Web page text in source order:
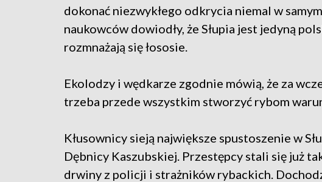
dokonać niezwykłego odkrycia niemal w
naukowców dowiodły, że Słupia jest jedyną
rozmnażają się łososie.
Ekolodzy i wędkarze zgodnie mówią, że za
trzeba przede wszystkim stworzyć rybom
Kłusownicy sieją największe spustoszenie w
Dębnicy Kaszubskiej. Przestępcy stali się już
drwiny z policji i strażników rybackich.